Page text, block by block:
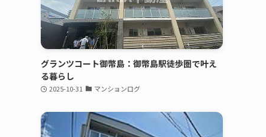
グランツコート御幣島：御幣島駅徒歩圏で叶え
る暮らし
2025-10-31 マンションログ